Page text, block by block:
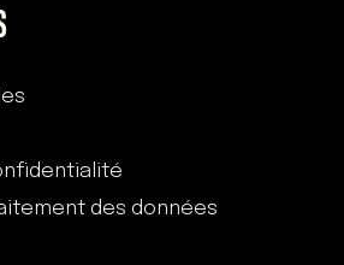
des données